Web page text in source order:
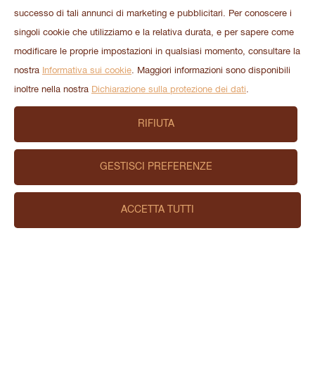
equivalgono? Abbiamo perso il conto!
successo di tali annunci di marketing e pubblicitari. Per conoscere i
singoli cookie che utilizziamo e la relativa durata, e per sapere come
modificare le proprie impostazioni in qualsiasi momento, consultare la
nostra Informativa sui cookie. Maggiori informazioni sono disponibili
inoltre nella nostra Dichiarazione sulla protezione dei dati.
RIFIUTA
GESTISCI PREFERENZE
ACCETTA TUTTI